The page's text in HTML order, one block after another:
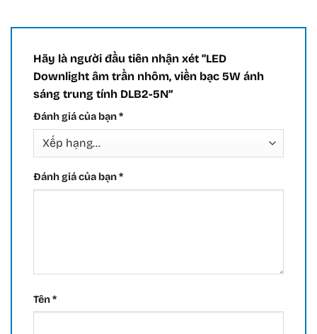
Hãy là người đầu tiên nhận xét “LED
Downlight âm trần nhôm, viền bạc 5W ánh
sáng trung tính DLB2-5N”
Đánh giá của bạn*
Đánh giá của bạn*
Tên*